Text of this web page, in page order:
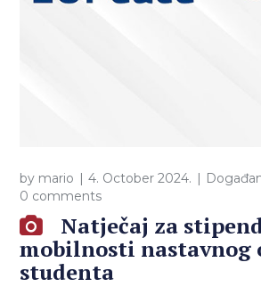
by mario 4. October 2024.
0 comments
Natječaj za
mobilnosti nastavnog
studenta